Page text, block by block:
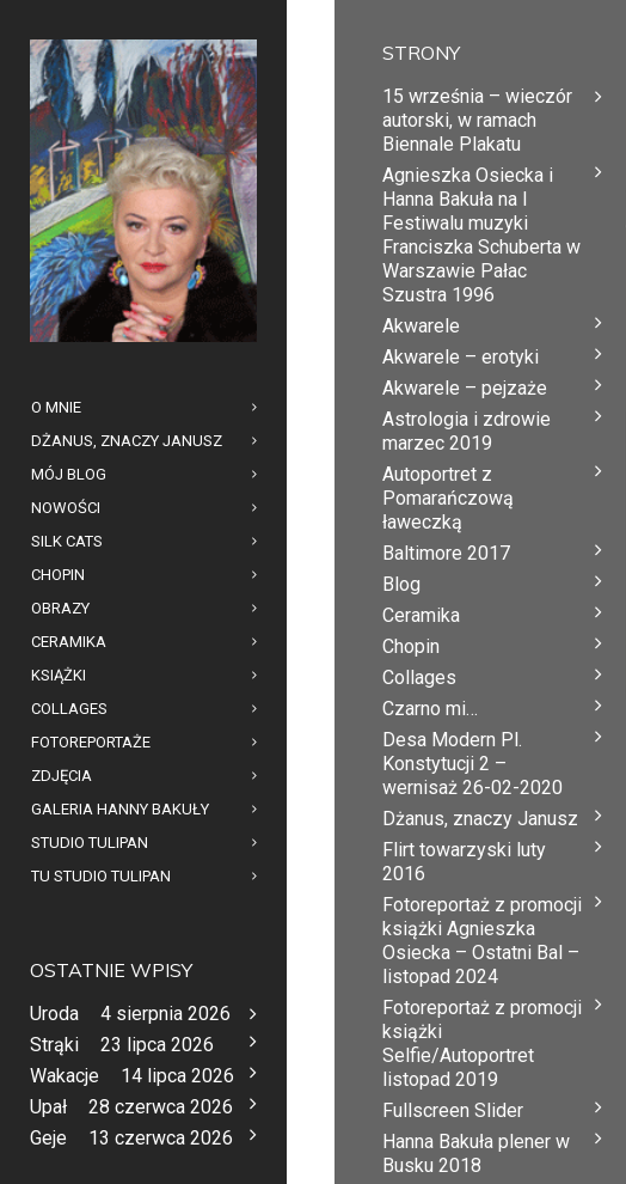
O MNIE
DŻANUS, ZNACZY JANUSZ
MÓJ BLOG
NOWOŚCI
SILK CATS
CHOPIN
OBRAZY
CERAMIKA
KSIĄŻKI
COLLAGES
FOTOREPORTAŻE
ZDJĘCIA
GALERIA HANNY BAKUŁY
STUDIO TULIPAN
TU STUDIO TULIPAN
OSTATNIE WPISY
Uroda
4 sierpnia 2026
Strąki
23 lipca 2026
Wakacje
14 lipca 2026
Upał
28 czerwca 2026
Geje
13 czerwca 2026
STRONY
15 września – wieczór
autorski, w ramach
Biennale Plakatu
Agnieszka Osiecka i
Hanna Bakuła na I
Festiwalu muzyki
Franciszka Schuberta w
Warszawie Pałac
Szustra 1996
Akwarele
Akwarele – erotyki
Akwarele – pejzaże
Astrologia i zdrowie
marzec 2019
Autoportret z
Pomarańczową
ławeczką
Baltimore 2017
Blog
Ceramika
Chopin
Collages
Czarno mi…
Desa Modern Pl.
Konstytucji 2 –
wernisaż 26-02-2020
Dżanus, znaczy Janusz
Flirt towarzyski luty
2016
Fotoreportaż z promocji
książki Agnieszka
Osiecka – Ostatni Bal –
listopad 2024
Fotoreportaż z promocji
książki
Selfie/Autoportret
listopad 2019
Fullscreen Slider
Hanna Bakuła plener w
Busku 2018